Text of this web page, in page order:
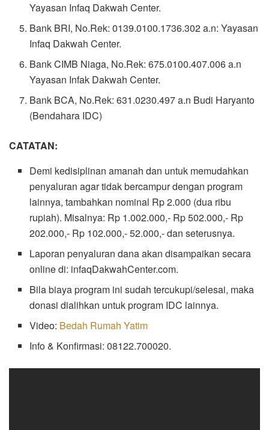
Yayasan Infaq Dakwah Center.
Bank BRI, No.Rek: 0139.0100.1736.302 a.n: Yayasan
Infaq Dakwah Center.
Bank CIMB Niaga, No.Rek: 675.0100.407.006 a.n
Yayasan Infak Dakwah Center.
Bank BCA, No.Rek: 631.0230.497 a.n Budi Haryanto
(Bendahara IDC)
CATATAN:
Demi kedisiplinan amanah dan untuk memudahkan
penyaluran agar tidak bercampur dengan program
lainnya, tambahkan nominal Rp 2.000 (dua ribu
rupiah). Misalnya: Rp 1.002.000,- Rp 502.000,- Rp
202.000,- Rp 102.000,- 52.000,- dan seterusnya.
Laporan penyaluran dana akan disampaikan secara
online di: infaqDakwahCenter.com.
Bila biaya program ini sudah tercukupi/selesai, maka
donasi dialihkan untuk program IDC lainnya.
Video: Bedah Rumah Yatim
Info & Konfirmasi: 08122.700020.